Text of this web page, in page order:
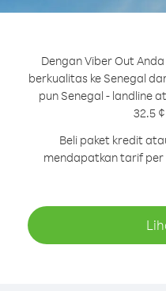
Dengan Viber Out
berkualitas ke Senegal
pun Senegal - landline
32.5
Beli paket kredit
mendapatkan tarif per